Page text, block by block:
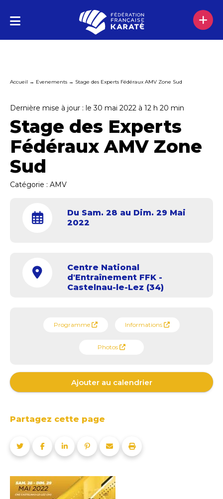
Accueil → Evenements → Stage des Experts Fédéraux AMV Zone Sud
Dernière mise à jour : le 30 mai 2022 à 12 h 20 min
Stage des Experts
Fédéraux AMV Zone
Sud
Catégorie : AMV
Du Sam. 28 au Dim. 29 Mai
2022
Centre National
d'Entraînement FFK -
Castelnau-le-Lez (34)
Programme Informations
Photos
Ajouter au calendrier
Partagez cette page